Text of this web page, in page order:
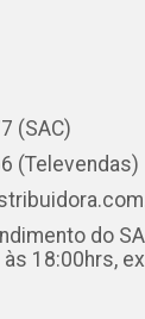
(SAC)
(Televendas)
do
às 18:00hrs,